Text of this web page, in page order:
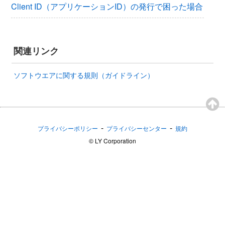
Client ID（アプリケーションID）の発行で困った場合
関連リンク
ソフトウエアに関する規則（ガイドライン）
プライバシーポリシー - プライバシーセンター - 規約
©︎ LY Corporation